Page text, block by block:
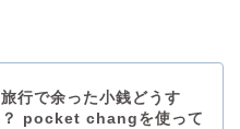
行で余った小銭どうす
？ pocket changを使って